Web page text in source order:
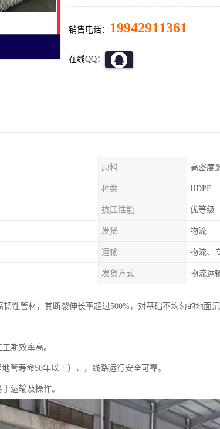
销售电话： 19942911361
在线QQ：
原料 高密度
种类 HDPE
抗压性能 优等级
发货 物流
运输 物流、
发货方式 物流运
性管材，其断裂伸长率超过500%，对基础不均匀的地面
期效率高。
管寿命50年以上），，线路运行安全可靠。
运输及操作。